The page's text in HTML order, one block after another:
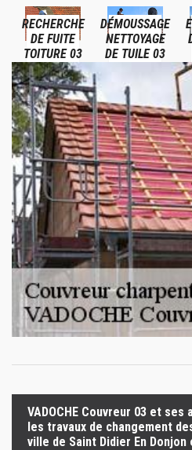
RECHERCHE
DE FUITE
TOITURE 03
DÉMOUSSAGE
NETTOYAGE
DE TUILE 03
VADOCHE Couvreur 03 et
les travaux de changement
ville de Saint Didier En